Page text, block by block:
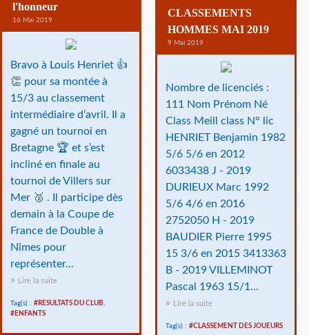
l'honneur
16 Mai 2019
Bravo à Louis Henriet 👍
👏 pour sa montée à
15/3 au classement
intermédiaire d’avril. Il a
gagné un tournoi en
Bretagne 🏆 et s’est
incliné en finale au
tournoi de Villers sur
Mer 🥈 . Il participe dès
demain à la Coupe de
France de Double à
Nîmes pour
représenter...
Lire la suite
Tag(s) : #RESULTATS DU CLUB,
#ENFANTS
CLASSEMENTS
HOMMES MAI 2019
9 Mai 2019
Nombre de licenciés :
111 Nom Prénom Né
Class Meill class N° lic
HENRIET Benjamin 1982
5/6 5/6 en 2012
6033438 J - 2019
DURIEUX Marc 1992
5/6 4/6 en 2016
2752050 H - 2019
BAUDIER Pierre 1995
15 3/6 en 2015 3413363
B - 2019 VILLEMINOT
Pascal 1963 15/1...
Lire la suite
Tag(s) : #CLASSEMENT DES JOUEURS